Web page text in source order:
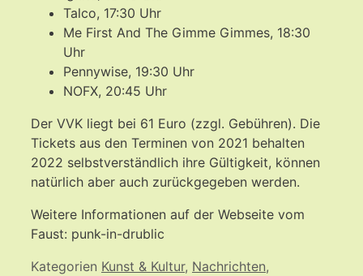
Talco, 17:30 Uhr
Me First And The Gimme Gimmes, 18:30
Uhr
Pennywise, 19:30 Uhr
NOFX, 20:45 Uhr
Der VVK liegt bei 61 Euro (zzgl. Gebühren). Die
Tickets aus den Terminen von 2021 behalten
2022 selbstverständlich ihre Gültigkeit, können
natürlich aber auch zurückgegeben werden.
Weitere Informationen auf der Webseite vom
Faust: punk-in-drublic
Kategorien Kunst & Kultur, Nachrichten,